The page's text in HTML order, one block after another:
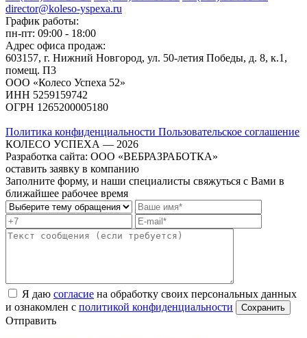
director@koleso-yspexa.ru
График работы:
пн-пт: 09:00 - 18:00
Адрес офиса продаж:
603157, г. Нижний Новгород, ул. 50-летия Победы, д. 8, к.1,
помещ. П3
ООО «Колесо Успеха 52»
ИНН 5259159742
ОГРН 1265200005180
Политика конфиденциальности Пользовательское соглашение
КОЛЕСО УСПЕХА ― 2026
Разработка сайта: ООО «ВЕБРАЗРАБОТКА»
оставить заявку в компанию
Заполните форму, и наши специалисты свяжуться с Вами в
ближайшее рабочее время
Я даю согласие на обработку своих персональных данных
и ознакомлен с политикой конфиденциальности
Отправить